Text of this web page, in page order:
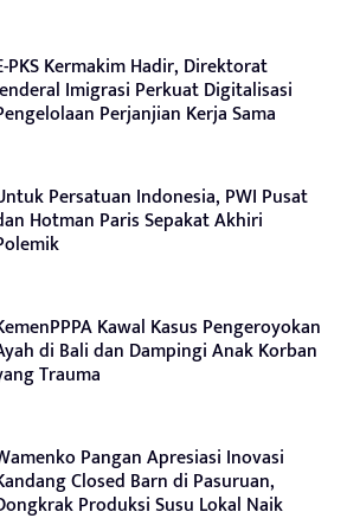
PKS Kermakim Hadir, Direktorat
Imigrasi Perkuat Digitalisasi
Perjanjian Kerja Sama
Persatuan Indonesia, PWI Pusat
Hotman Paris Sepakat Akhiri
Kawal Kasus Pengeroyokan
di Bali dan Dampingi Anak Korban
Trauma
Pangan Apresiasi Inovasi
Closed Barn di Pasuruan,
Produksi Susu Lokal Naik